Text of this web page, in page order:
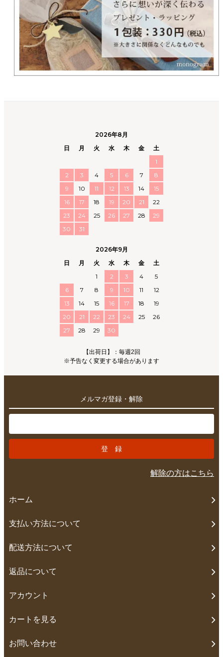
2026年8月
日
月 火 水 木 金
土
1
2
3 4 5 6 7
8
9
10 11 12 13 14
15
16
17 18 19 20 21
22
23
24 25 26 27 28
29
30
31
2026年9月
日
月 火 水 木 金
土
1
2 3 4
5
6
7 8 9 10 11
12
13
14 15 16 17 18
19
20
21 22 23 24 25
26
27
28 29 30
【出荷日】：毎週2回
※予告なく変更する場合があります
メルマガ登録・解除
解除の方はこちら
ホーム
支払い方法について
配送方法について
返品について
アカウント
カートを見る
お問い合わせ